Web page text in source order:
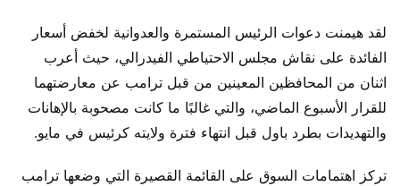
لقد هيمنت دعوات الرئيس المستمرة والعدوانية لخفض أسعار
الفائدة على نقاش مجلس الاحتياطي الفيدرالي، حيث أعرب
اثنان من المحافظين المعينين من قبل ترامب عن معارضتهما
للقرار الأسبوع الماضي، والتي غالبًا ما كانت مصحوبة بالإهانات
والتهديدات بطرد باول قبل انتهاء فترة ولايته كرئيس في مايو.
تركز اهتمامات السوق على القائمة القصيرة التي وضعها ترامب